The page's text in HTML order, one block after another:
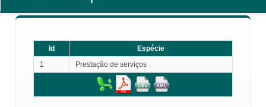
Id
Espécie
1
Prestação de serviços